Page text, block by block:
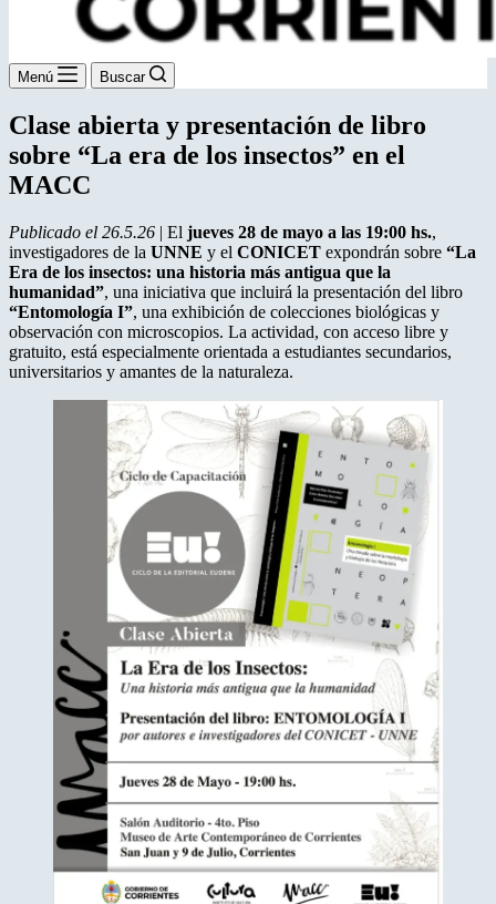
Menú Buscar
Clase abierta y presentación de libro
sobre “La era de los insectos” en el
MACC
Publicado el 26.5.26 | El jueves 28 de mayo a las 19:00 hs.,
investigadores de la UNNE y el CONICET expondrán sobre “La
Era de los insectos: una historia más antigua que la
humanidad”, una iniciativa que incluirá la presentación del libro
“Entomología I”, una exhibición de colecciones biológicas y
observación con microscopios. La actividad, con acceso libre y
gratuito, está especialmente orientada a estudiantes secundarios,
universitarios y amantes de la naturaleza.